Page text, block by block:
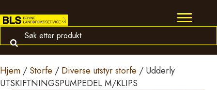
Hjem / Storfe / Diverse utstyr storfe / Udderly
UTSKIFTNINGSPUMPEDEL M/KLIPS